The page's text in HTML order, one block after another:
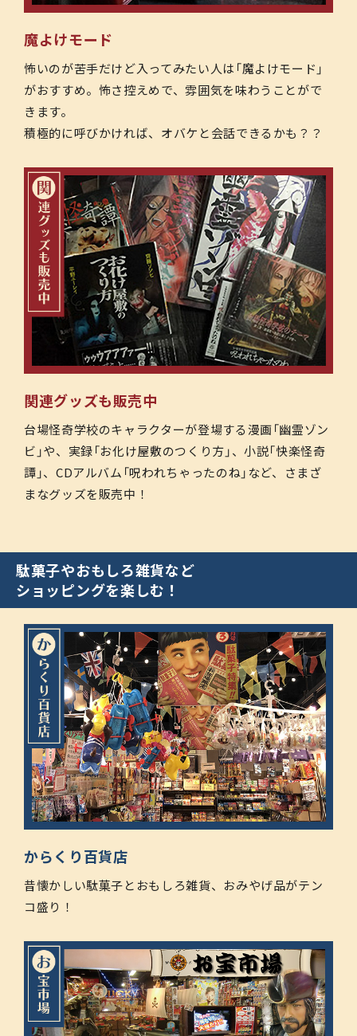
魔よけモード
怖いのが苦手だけど入ってみたい人は「魔よけモード」
がおすすめ。怖さ控えめで、雰囲気を味わうことがで
きます。
積極的に呼びかければ、オバケと会話できるかも？？
関連グッズも販売中
台場怪奇学校のキャラクターが登場する漫画「幽霊ゾン
ビ」や、実録「お化け屋敷のつくり方」、小説「快楽怪奇
譚」、CDアルバム「呪われちゃったのね」など、さまざ
まなグッズを販売中！
駄菓子やおもしろ雑貨など
ショッピングを楽しむ！
からくり百貨店
昔懐かしい駄菓子とおもしろ雑貨、おみやげ品がテン
コ盛り！